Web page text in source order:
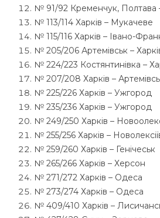
№ 91/92 Кременчук, Полтава
№ 113/114 Харків – Мукачеве
№ 115/116 Харків – Івано-
№ 205/206 Артемівськ –
№ 224/223 Костянтинівка –
№ 207/208 Харків –
№ 225/226 Харків – Ужгород
№ 235/236 Харків – Ужгород
№ 249/250 Харків –
№ 255/256 Харків –
№ 259/260 Харків – Генічеськ
№ 265/266 Харків – Херсон
№ 271/272 Харків – Одеса
№ 273/274 Харків – Одеса
№ 409/410 Харків –